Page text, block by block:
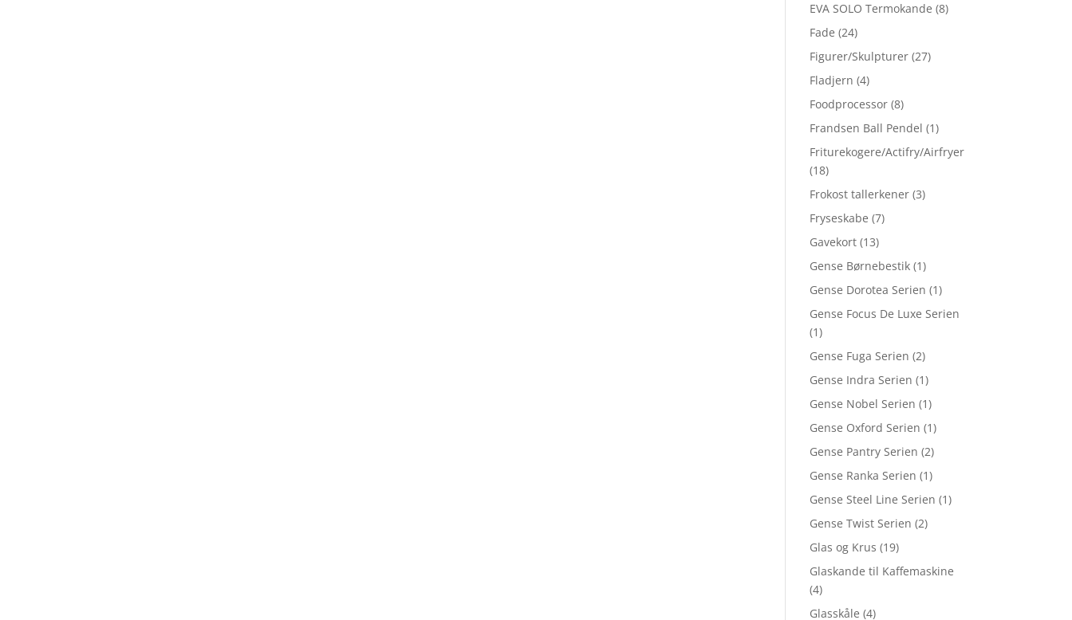
EVA SOLO Termokande (8)
Fade (24)
Figurer/Skulpturer (27)
Fladjern (4)
Foodprocessor (8)
Frandsen Ball Pendel (1)
Friturekogere/Actifry/Airfryer
(18)
Frokost tallerkener (3)
Fryseskabe (7)
Gavekort (13)
Gense Børnebestik (1)
Gense Dorotea Serien (1)
Gense Focus De Luxe Serien
(1)
Gense Fuga Serien (2)
Gense Indra Serien (1)
Gense Nobel Serien (1)
Gense Oxford Serien (1)
Gense Pantry Serien (2)
Gense Ranka Serien (1)
Gense Steel Line Serien (1)
Gense Twist Serien (2)
Glas og Krus (19)
Glaskande til Kaffemaskine
(4)
Glasskåle (4)